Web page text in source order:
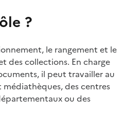
?
le rangement et le
des collections. En charge
il peut travailler au
des centres
ou des